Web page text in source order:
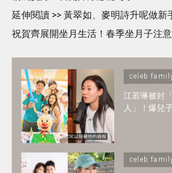
延伸閱讀 >> 黃翠如、麥明詩升呢做新
祝賀齊展開坐月生活！春季坐月子注
celeb
江若琳被封
人」！爆兒
celeb